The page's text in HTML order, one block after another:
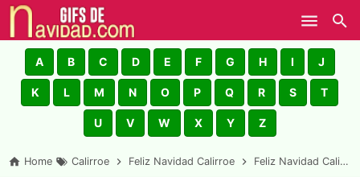
Skip to main content
A B C D E F G H I J
K L M N O P Q R S T
U V W X Y Z
Home Calirroe Feliz Navidad Calirroe Feliz Navidad Calirroe